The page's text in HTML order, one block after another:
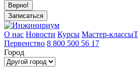
Записаться
О нас Новости Курсы Мастер-классы
Первенство 8 800 500 56 17
Город